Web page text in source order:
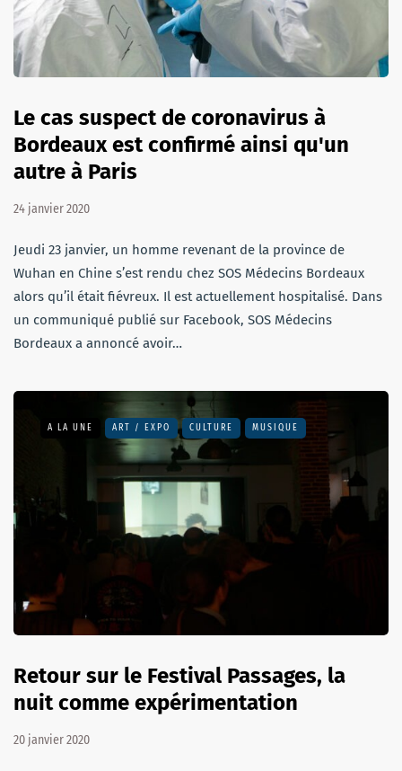
Le cas suspect de coronavirus à
Bordeaux est confirmé ainsi qu'un
autre à Paris
24 janvier 2020
Jeudi 23 janvier, un homme revenant de la province de
Wuhan en Chine s’est rendu chez SOS Médecins Bordeaux
alors qu’il était fiévreux. Il est actuellement hospitalisé. Dans
un communiqué publié sur Facebook, SOS Médecins
Bordeaux a annoncé avoir…
A LA UNE ART / EXPO CULTURE MUSIQUE
Retour sur le Festival Passages, la
nuit comme expérimentation
20 janvier 2020